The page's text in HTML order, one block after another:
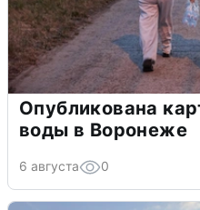
Опубликована
воды в Воронеже
6 августа 0